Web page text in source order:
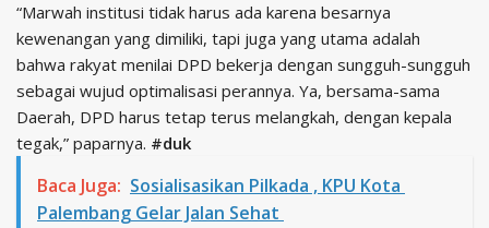
“Marwah institusi tidak harus ada karena besarnya
kewenangan yang dimiliki, tapi juga yang utama adalah
bahwa rakyat menilai DPD bekerja dengan sungguh-sungguh
sebagai wujud optimalisasi perannya. Ya, bersama-sama
Daerah, DPD harus tetap terus melangkah, dengan kepala
tegak,” paparnya. #duk
Baca Juga: Sosialisasikan Pilkada , KPU Kota
Palembang Gelar Jalan Sehat